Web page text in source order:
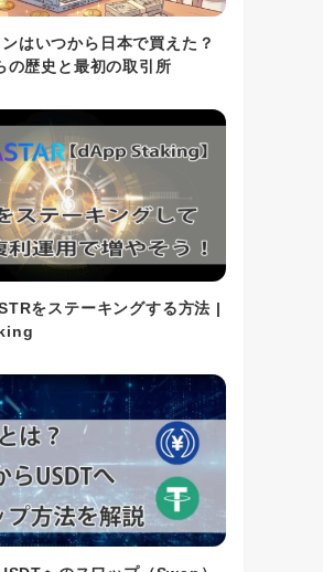
はいつから日本で買えた？
の歴史と最初の取引所
をステーキングする方法 |